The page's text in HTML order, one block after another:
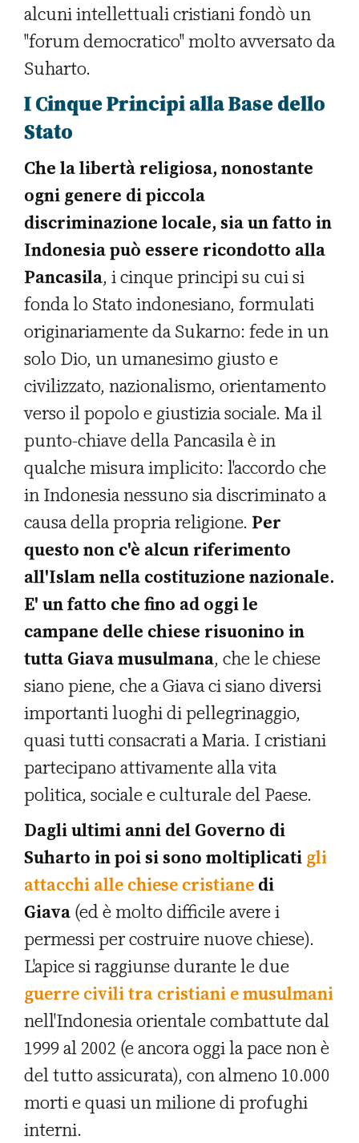
alcuni intellettuali cristiani fondò un
"forum democratico" molto avversato da
Suharto.
I Cinque Principi alla Base dello
Stato
Che la libertà religiosa, nonostante
ogni genere di piccola
discriminazione locale, sia un fatto in
Indonesia può essere ricondotto alla
Pancasila, i cinque principi su cui si
fonda lo Stato indonesiano, formulati
originariamente da Sukarno: fede in un
solo Dio, un umanesimo giusto e
civilizzato, nazionalismo, orientamento
verso il popolo e giustizia sociale. Ma il
punto-chiave della Pancasila è in
qualche misura implicito: l'accordo che
in Indonesia nessuno sia discriminato a
causa della propria religione. Per
questo non c'è alcun riferimento
all'Islam nella costituzione nazionale.
E' un fatto che fino ad oggi le
campane delle chiese risuonino in
tutta Giava musulmana, che le chiese
siano piene, che a Giava ci siano diversi
importanti luoghi di pellegrinaggio,
quasi tutti consacrati a Maria. I cristiani
partecipano attivamente alla vita
politica, sociale e culturale del Paese.
Dagli ultimi anni del Governo di
Suharto in poi si sono moltiplicati gli
attacchi alle chiese cristianedi
Giava (ed è molto difficile avere i
permessi per costruire nuove chiese).
L'apice si raggiunse durante le due
guerre civili tra cristiani e musulmani
nell'Indonesia orientale combattute dal
1999 al 2002 (e ancora oggi la pace non è
del tutto assicurata), con almeno 10.000
morti e quasi un milione di profughi
interni.